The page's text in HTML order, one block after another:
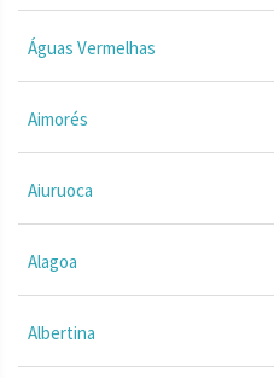
Águas Vermelhas
Aimorés
Aiuruoca
Alagoa
Albertina